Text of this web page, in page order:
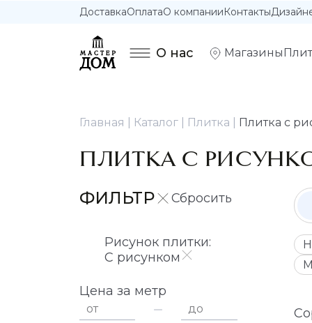
ДоставкаОплатаО компанииКонтакты
О нас Магазины
Главная Каталог Плитка Плитка с
ПЛИТКА С
ФИЛЬТР
Рисунок плитки:
С рисунком
Цена за метр
от до